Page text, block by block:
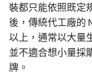
裝都只能依照既定
後，傳統代工廠的
以上，通常以大量
並不適合想小量採
牌。